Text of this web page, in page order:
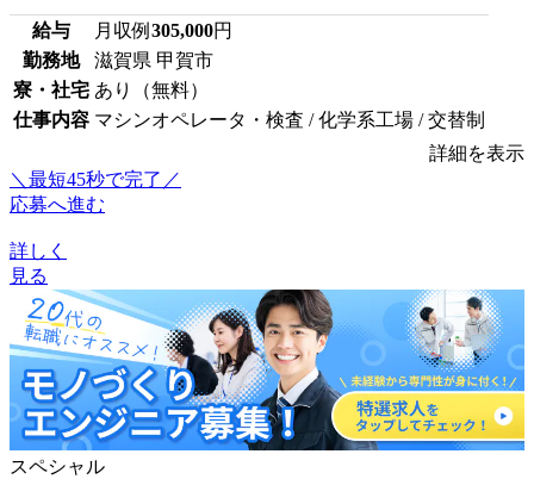
給与 月収例 305,000円
勤務地
滋賀県 甲賀市
寮・社宅 あり（無料）
仕事内容 マシンオペレータ・検査 / 化学系工場 / 交替制
詳細を表示
＼最短45秒で完了／
応募へ進む
詳しく
見る
スペシャル